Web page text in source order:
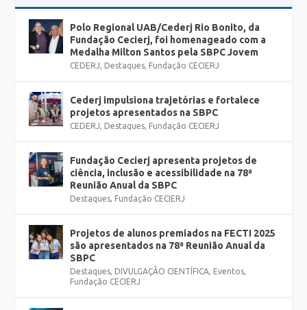
Polo Regional UAB/Cederj Rio Bonito, da
Fundação Cecierj, foi homenageado com a
Medalha Milton Santos pela SBPC Jovem
CEDERJ, Destaques, Fundação CECIERJ
Cederj impulsiona trajetórias e fortalece
projetos apresentados na SBPC
CEDERJ, Destaques, Fundação CECIERJ
Fundação Cecierj apresenta projetos de
ciência, inclusão e acessibilidade na 78ª
Reunião Anual da SBPC
Destaques, Fundação CECIERJ
Projetos de alunos premiados na FECTI 2025
são apresentados na 78ª Reunião Anual da
SBPC
Destaques, DIVULGAÇÃO CIENTÍFICA, Eventos,
Fundação CECIERJ